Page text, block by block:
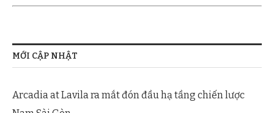
MỚI CẬP NHẬT
Arcadia at Lavila ra mắt đón đầu hạ tầng chiến lược